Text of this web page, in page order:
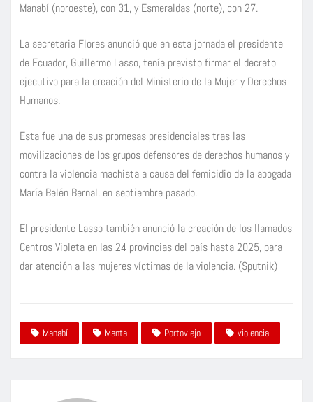
Manabí (noroeste), con 31, y Esmeraldas (norte), con 27.
La secretaria Flores anunció que en esta jornada el presidente
de Ecuador, Guillermo Lasso, tenía previsto firmar el decreto
ejecutivo para la creación del Ministerio de la Mujer y Derechos
Humanos.
Esta fue una de sus promesas presidenciales tras las
movilizaciones de los grupos defensores de derechos humanos y
contra la violencia machista a causa del femicidio de la abogada
María Belén Bernal, en septiembre pasado.
El presidente Lasso también anunció la creación de los llamados
Centros Violeta en las 24 provincias del país hasta 2025, para
dar atención a las mujeres víctimas de la violencia. (Sputnik)
Manabí Manta Portoviejo violencia